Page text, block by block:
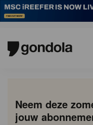
Neem deze
jouw